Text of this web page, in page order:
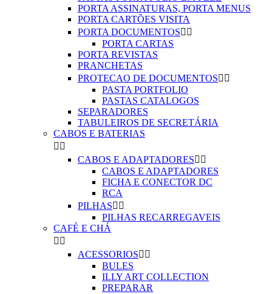
PORTA ASSINATURAS, PORTA MENUS
PORTA CARTÕES VISITA
PORTA DOCUMENTOS 
PORTA CARTAS
PORTA REVISTAS
PRANCHETAS
PROTECAO DE DOCUMENTOS 
PASTA PORTFOLIO
PASTAS CATALOGOS
SEPARADORES
TABULEIROS DE SECRETÁRIA
CABOS E BATERIAS
 
CABOS E ADAPTADORES 
CABOS E ADAPTADORES
FICHA E CONECTOR DC
RCA
PILHAS 
PILHAS RECARREGAVEIS
CAFÉ E CHÁ
 
ACESSORIOS 
BULES
ILLY ART COLLECTION
PREPARAR